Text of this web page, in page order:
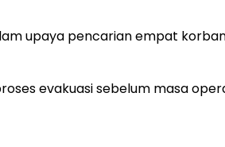
upaya pencarian empat
evakuasi sebelum masa